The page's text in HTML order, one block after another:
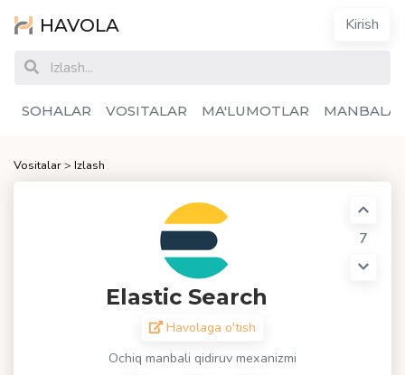
HAVOLA Kirish
SOHALAR VOSITALAR MA'LUMOTLAR
Vositalar> Izlash
Elastic Search
Havolaga o'tish
Ochiq manbali qidiruv mexanizmi
7